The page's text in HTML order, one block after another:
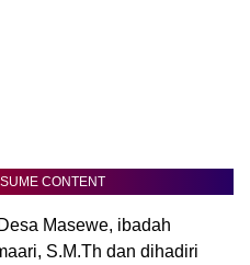
CONTENT
Masewe, ibadah
S.M.Th dan dihadiri